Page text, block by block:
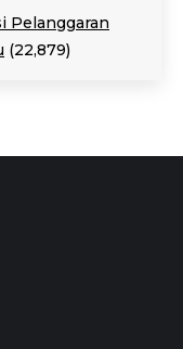
Pelanggaran
(22,879)